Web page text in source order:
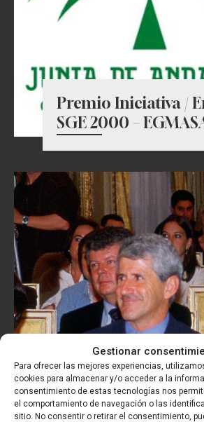
Gestionar
Para ofrecer las mejores experiencias,
cookies para almacenar y/o acceder a la
consentimiento de estas tecnologías nos
el comportamiento de navegación o las
sitio. No consentir o retirar el consentimiento,
Premio Iniciativa /
SGE 2000 –
Premio Viaje del
2000 – Juan Carlos